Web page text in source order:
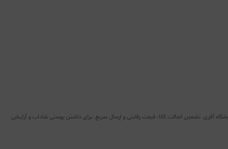
آفری. تضمین اصالت کالا، قیمت رقابتی و ارسال سریع. برای داشتن پوستی شاداب و آرایشی